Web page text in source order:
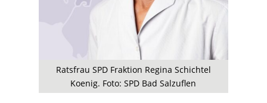
Ratsfrau SPD Fraktion Regina Schichtel
Koenig. Foto: SPD Bad Salzuflen